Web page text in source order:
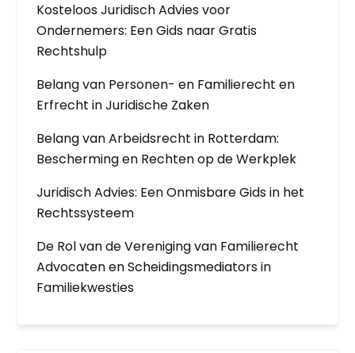
Kosteloos Juridisch Advies voor
Ondernemers: Een Gids naar Gratis
Rechtshulp
Belang van Personen- en Familierecht en
Erfrecht in Juridische Zaken
Belang van Arbeidsrecht in Rotterdam:
Bescherming en Rechten op de Werkplek
Juridisch Advies: Een Onmisbare Gids in het
Rechtssysteem
De Rol van de Vereniging van Familierecht
Advocaten en Scheidingsmediators in
Familiekwesties